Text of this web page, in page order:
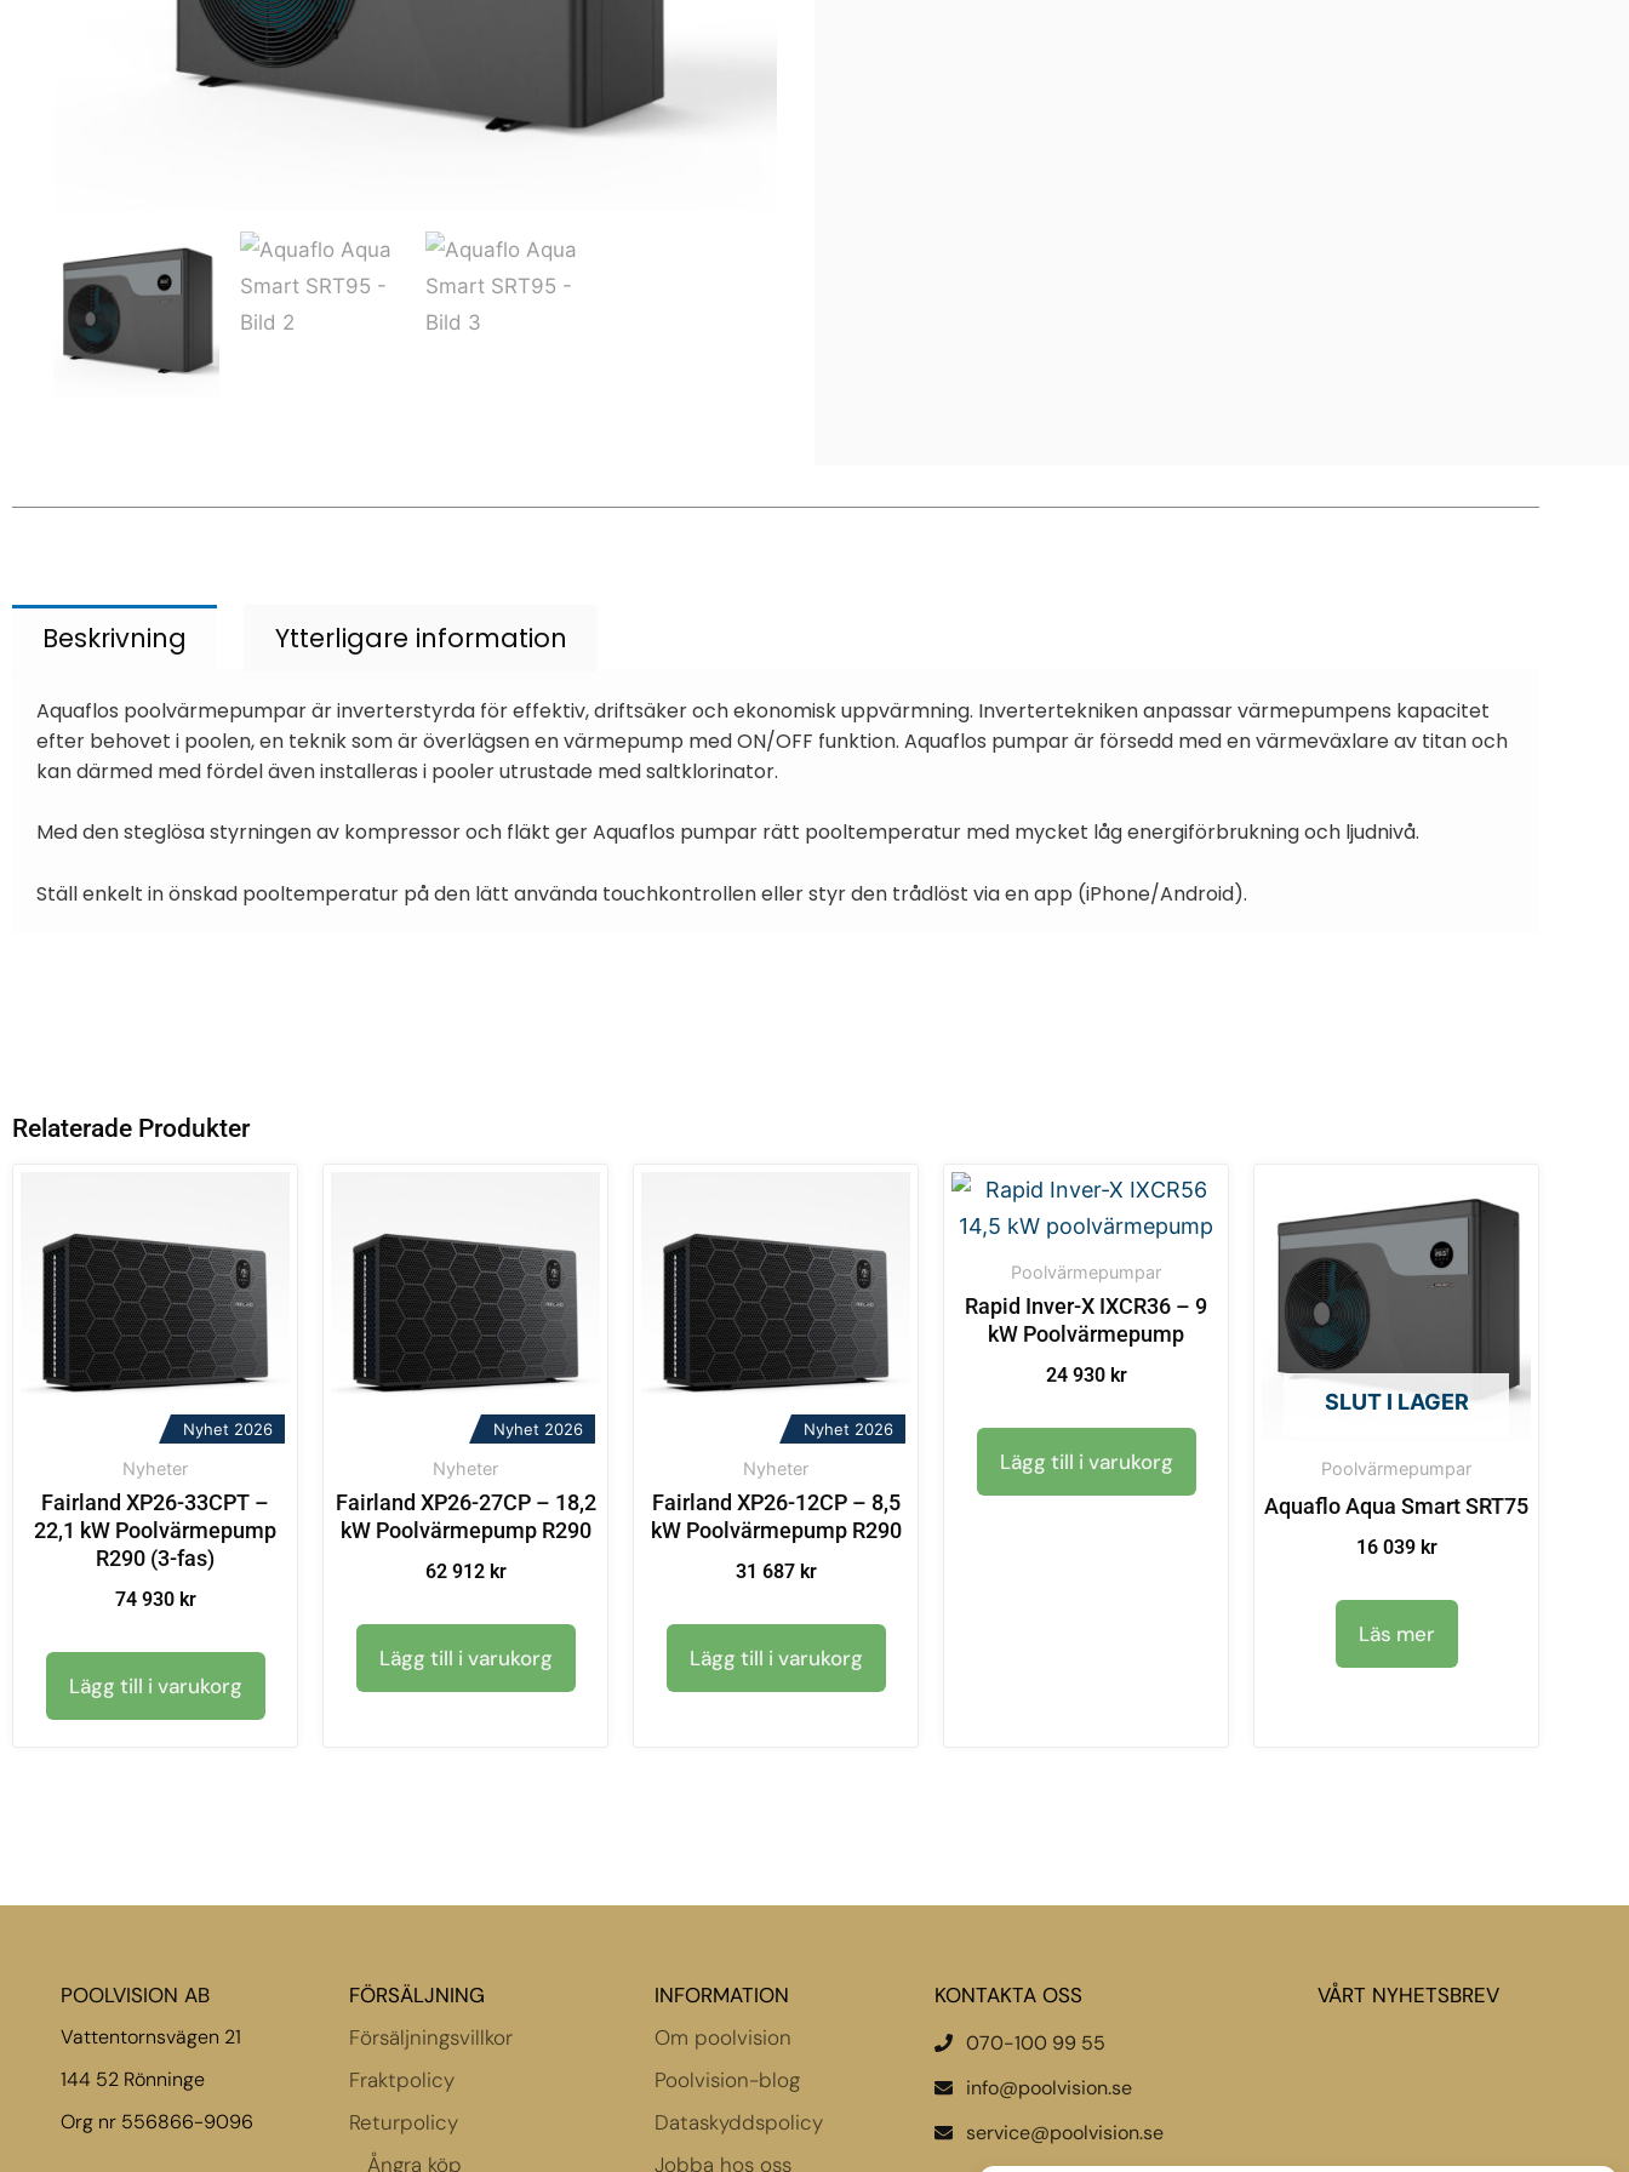
Beskrivning Ytterligare information
Aquaflos poolvärmepumpar är inverterstyrda för effektiv, driftsäker och ekonomisk uppvärmning. Invertertekniken anpassar värmepumpens kapacitet
efter behovet i poolen, en teknik som är överlägsen en värmepump med ON/OFF funktion. Aquaflos pumpar är försedd med en värmeväxlare av titan och
kan därmed med fördel även installeras i pooler utrustade med saltklorinator.
Med den steglösa styrningen av kompressor och fläkt ger Aquaflos pumpar rätt pooltemperatur med mycket låg energiförbrukning och ljudnivå.
Ställ enkelt in önskad pooltemperatur på den lätt använda touchkontrollen eller styr den trådlöst via en app (iPhone/Android).
Relaterade Produkter
Nyhet 2026
Nyheter
Fairland XP26-33CPT –
22,1 kW Poolvärmepump
R290 (3-fas)
74 930 kr
Lägg till i varukorg
Nyhet 2026
Nyheter
Fairland XP26-27CP – 18,2
kW Poolvärmepump R290
62 912 kr
Lägg till i varukorg
Nyhet 2026
Nyheter
Fairland XP26-12CP – 8,5
kW Poolvärmepump R290
31 687 kr
Lägg till i varukorg
Poolvärmepumpar
Rapid Inver-X IXCR36 – 9
kW Poolvärmepump
24 930 kr
Lägg till i varukorg
SLUT I LAGER
Poolvärmepumpar
Aquaflo Aqua Smart SRT75
16 039 kr
Läs mer
POOLVISION AB
Vattentornsvägen 21
144 52 Rönninge
Org nr 556866-9096
FÖRSÄLJNING
Försäljningsvillkor
Fraktpolicy
Returpolicy
Ångra köp
INFORMATION
Om poolvision
Poolvision-blog
Dataskyddspolicy
Jobba hos oss
KONTAKTA OSS
070-100 99 55
info@poolvision.se
service@poolvision.se
VÅRT NYHETSBREV